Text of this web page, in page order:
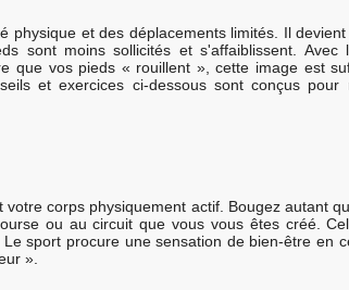
physique et des déplacements limités. Il
sont moins sollicités et s'affaiblissent.
que vos pieds « rouillent », cette image est
et exercices ci-dessous sont conçus
corps physiquement actif. Bougez autant
ou au circuit que vous vous êtes créé.
sport procure une sensation de bien-être en
».